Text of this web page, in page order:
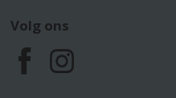
Volg ons
F
I